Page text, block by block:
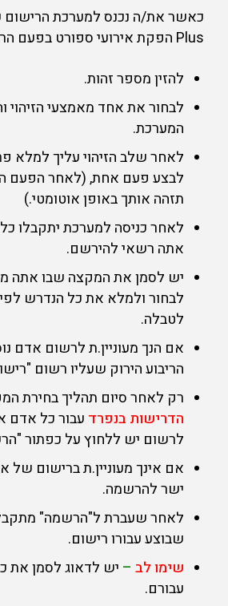
Plus הפקת אירועי ספורט בפעם הראשונה עליך
להזין מספר זהות.
לבחור את אחד מאמצעי
המערכת.
לאחר שלב הזיהוי עליך למלא
לבצע פעם אחת, (לאחר הפעם
תזהה אותך באופן אוטומטי.)
לאחר כניסה למערכת יתקבלו
אתה רשאי להירשם.
יש לסמן את המקצה שבו אתה
לבחור ולמלא את כל הנדרש
לטבלה.
אם הנך מעוניין.ת לרשום אדם
הריבוע הירוק שעליו רשום
רק לאחר סיום תהליך בחירת
הדרישות בנפרד עבור כל אדם
לרשום יש ללחוץ על כפתור
אם אינך מעוניין.ת ברישום של
ישר להרשמה.
לאחר שעברת ל"הרשמה"
שבוצע עבורו רישום.
שימו לב – יש לדאוג לסמן את
עבורם.